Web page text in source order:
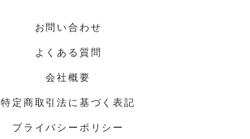
お問い合わせ
よくある質問
会社概要
特定商取引法に基づく表記
プライバシーポリシー